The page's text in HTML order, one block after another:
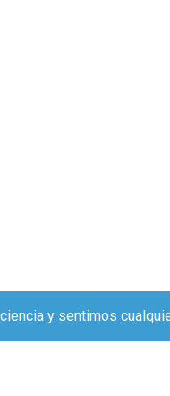
y sentimos